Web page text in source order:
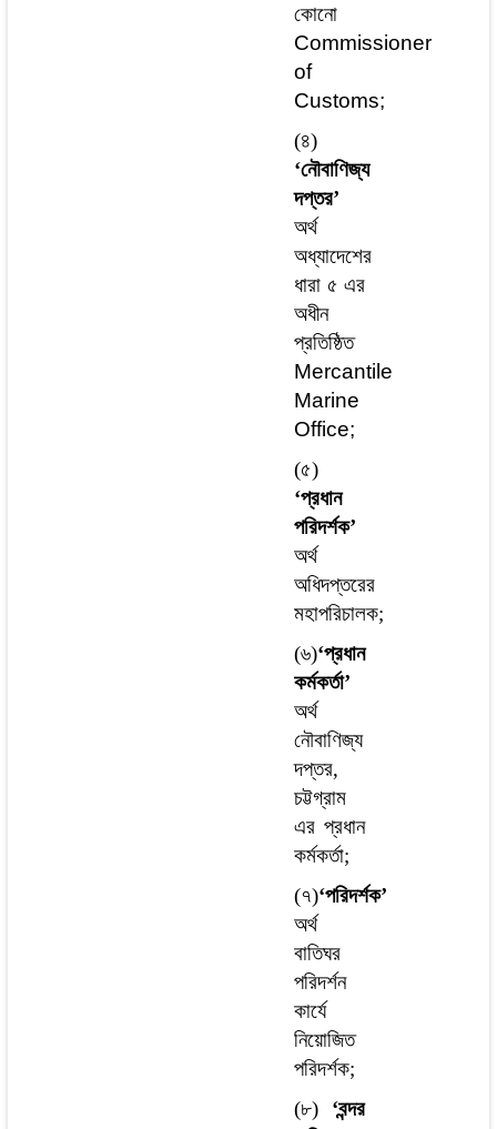
কোনো
Commissioner
of
Customs;
(৪)
‘নৌবাণিজ্য
দপ্তর’
অর্থ
অধ্যাদেশের
ধারা ৫ এর
অধীন
প্রতিষ্ঠিত
Mercantile
Marine
Office;
(৫)
‘প্রধান
পরিদর্শক’
অর্থ
অধিদপ্তরের
মহাপরিচালক;
(৬)‘প্রধান
কর্মকর্তা’
অর্থ
নৌবাণিজ্য
দপ্তর,
চট্টগ্রাম
এর প্রধান
কর্মকর্তা;
(৭)‘পরিদর্শক’
অর্থ
বাতিঘর
পরিদর্শন
কার্যে
নিয়োজিত
পরিদর্শক;
(৮) ‘বন্দর